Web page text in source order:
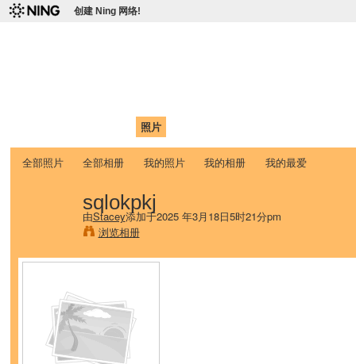
创建 Ning 网络!
照片
全部照片 全部相册 我的照片 我的相册 我的最爱
sqlokpkj
由Stacey添加于2025 年3月18日5时21分pm
浏览相册